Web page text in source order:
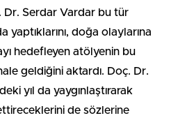
Dr. Serdar Vardar bu tür
yaptıklarını, doğa olaylarına
hedefleyen atölyenin bu
geldiğini aktardı. Doç. Dr.
yıl da yaygınlaştırarak
de sözlerine